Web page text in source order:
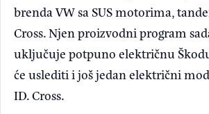
brenda VW sa SUS motorima,
Cross. Njen proizvodni program
uključuje potpuno električnu
će uslediti i još jedan električni
ID. Cross.